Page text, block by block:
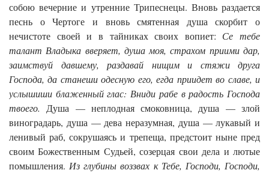
собою вечерние и утренние Трипеснецы. Вновь раздается
песнь о Чертоге и вновь смятенная душа скорбит о
нечистоте своей и в тайниках своих вопиет: Се тебе
талант Владыка вверяет, душа моя, страхом приими дар,
заимствуй давшему, раздавай нищим и стяжи друга
Господа, да станеши одесную его, егда приидет во славе, и
услышиши блаженный глас: Вниди рабе в радость Господа
твоего. Душа — неплодная смоковница, душа — злой
виноградарь, душа — дева неразумная, душа — лукавый и
ленивый раб, сокрушаясь и трепеща, предстоит ныне пред
своим Божественным Судьей, созерцая свои дела и лютые
помышления.Из глубины воззвах к Тебе, Господи, Господи,